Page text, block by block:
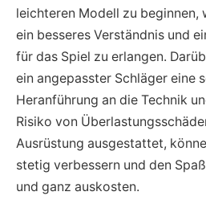
leichteren Modell zu beginnen,
ein besseres Verständnis und
für das Spiel zu erlangen.
ein angepasster Schläger eine
Heranführung an die Technik
Risiko von
Ausrüstung ausgestattet,
stetig verbessern und den
und ganz auskosten.